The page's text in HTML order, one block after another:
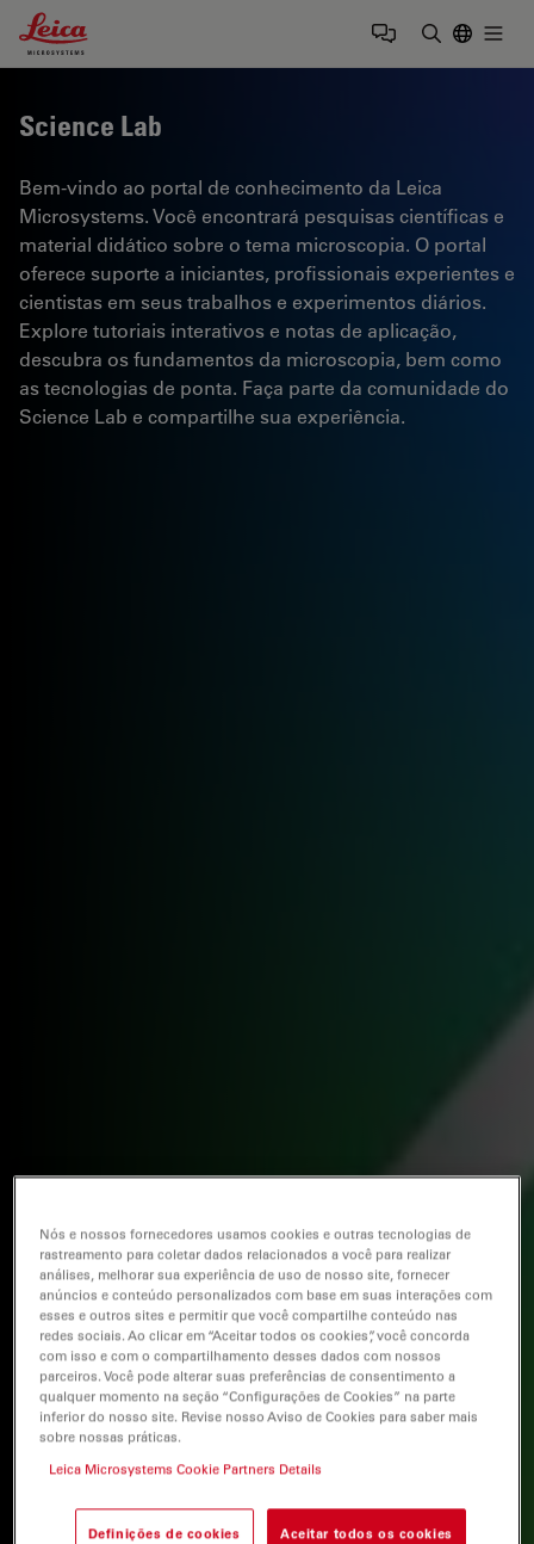
Leica Microsystems Logo
Science Lab
Bem-vindo ao portal de conhecimento da Leica
Microsystems. Você encontrará pesquisas científicas e
material didático sobre o tema microscopia. O portal
oferece suporte a iniciantes, profissionais experientes e
cientistas em seus trabalhos e experimentos diários.
Explore tutoriais interativos e notas de aplicação,
descubra os fundamentos da microscopia, bem como
as tecnologias de ponta. Faça parte da comunidade do
Science Lab e compartilhe sua experiência.
Nós e nossos fornecedores usamos cookies e outras tecnologias de
rastreamento para coletar dados relacionados a você para realizar
análises, melhorar sua experiência de uso de nosso site, fornecer
anúncios e conteúdo personalizados com base em suas interações com
esses e outros sites e permitir que você compartilhe conteúdo nas
redes sociais. Ao clicar em “Aceitar todos os cookies”, você concorda
com isso e com o compartilhamento desses dados com nossos
parceiros. Você pode alterar suas preferências de consentimento a
qualquer momento na seção “Configurações de Cookies” na parte
inferior do nosso site. Revise nosso Aviso de Cookies para saber mais
sobre nossas práticas.
Leica Microsystems Cookie Partners Details
Definições de cookies Aceitar todos os cookies